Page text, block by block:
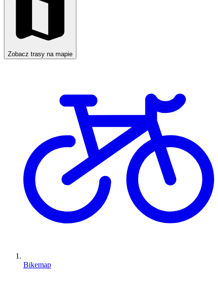
Zobacz trasy na mapie
Bikemap